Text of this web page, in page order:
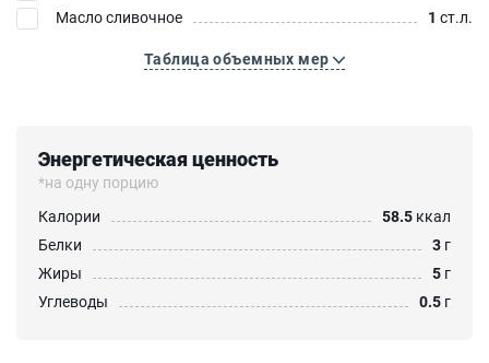
Масло сливочное
1 ст.л.
Таблица объемных мер
Энергетическая ценность
*на одну порцию
Калории
58.5 ккал
Белки
3 г
Жиры
5 г
Углеводы
0.5 г